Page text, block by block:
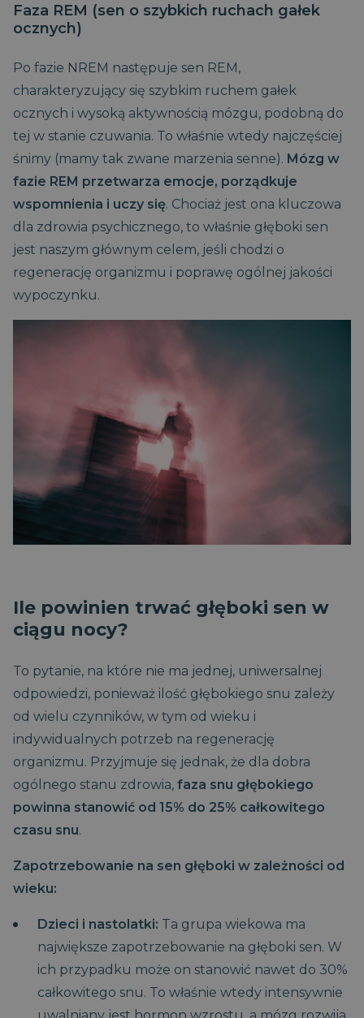
Faza REM (sen o szybkich ruchach gałek
ocznych)
Po fazie NREM następuje sen REM,
charakteryzujący się szybkim ruchem gałek
ocznych i wysoką aktywnością mózgu, podobną do
tej w stanie czuwania. To właśnie wtedy najczęściej
śnimy (mamy tak zwane marzenia senne). Mózg w
fazie REM przetwarza emocje, porządkuje
wspomnienia i uczy się. Chociaż jest ona kluczowa
dla zdrowia psychicznego, to właśnie głęboki sen
jest naszym głównym celem, jeśli chodzi o
regenerację organizmu i poprawę ogólnej jakości
wypoczynku.
Ile powinien trwać głęboki sen w
ciągu nocy?
To pytanie, na które nie ma jednej, uniwersalnej
odpowiedzi, ponieważ ilość głębokiego snu zależy
od wielu czynników, w tym od wieku i
indywidualnych potrzeb na regenerację
organizmu. Przyjmuje się jednak, że dla dobra
ogólnego stanu zdrowia, faza snu głębokiego
powinna stanowić od 15% do 25% całkowitego
czasu snu.
Zapotrzebowanie na sen głęboki w zależności od
wieku:
Dzieci i nastolatki: Ta grupa wiekowa ma
największe zapotrzebowanie na głęboki sen. W
ich przypadku może on stanowić nawet do 30%
całkowitego snu. To właśnie wtedy intensywnie